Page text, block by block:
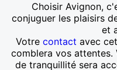
Choisir Avignon,
conjuguer les plaisirs
et
Votre contact avec
comblera vos attentes.
de tranquillité sera